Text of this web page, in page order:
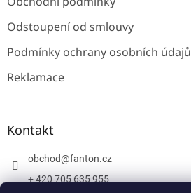
Odstoupení od smlouvy
Podmínky ochrany osobních údajů
Reklamace
Kontakt
obchod@fanton.cz
+ 420 705 635 955